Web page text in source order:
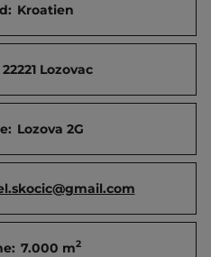
Kroatien
22221 Lozovac
Lozova 2G
7.000 m2